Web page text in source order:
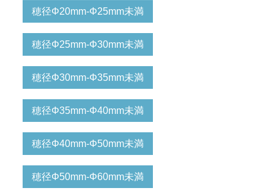
穂径Φ20mm-Φ25mm未満
穂径Φ25mm-Φ30mm未満
穂径Φ30mm-Φ35mm未満
穂径Φ35mm-Φ40mm未満
穂径Φ40mm-Φ50mm未満
穂径Φ50mm-Φ60mm未満